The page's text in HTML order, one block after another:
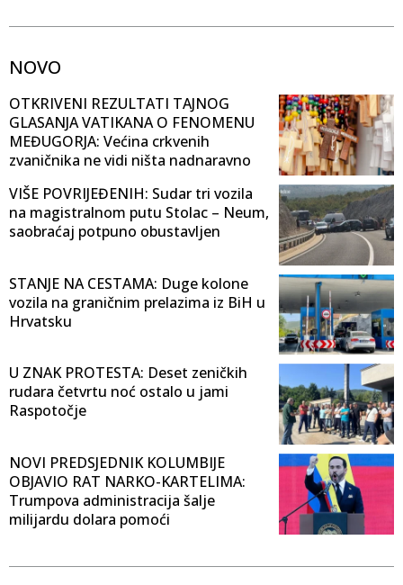
NOVO
OTKRIVENI REZULTATI TAJNOG
GLASANJA VATIKANA O FENOMENU
MEĐUGORJA: Većina crkvenih
zvaničnika ne vidi ništa nadnaravno
VIŠE POVRIJEĐENIH: Sudar tri vozila
na magistralnom putu Stolac – Neum,
saobraćaj potpuno obustavljen
STANJE NA CESTAMA: Duge kolone
vozila na graničnim prelazima iz BiH u
Hrvatsku
U ZNAK PROTESTA: Deset zeničkih
rudara četvrtu noć ostalo u jami
Raspotočje
NOVI PREDSJEDNIK KOLUMBIJE
OBJAVIO RAT NARKO-KARTELIMA:
Trumpova administracija šalje
milijardu dolara pomoći